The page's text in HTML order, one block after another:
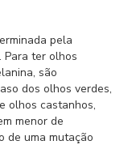
pela
Para ter olhos
são
dos olhos verdes,
olhos castanhos,
menor de
de uma mutação